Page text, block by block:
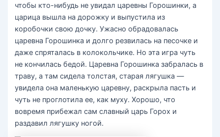
чтобы кто-нибудь не увидал царевны Горошинки, а
царица вышла на дорожку и выпустила из
коробочки свою дочку. Ужасно обрадовалась
царевна Горошинка и долго резвилась на песочке и
даже спряталась в колокольчике. Но эта игра чуть
не кончилась бедой. Царевна Горошинка забралась в
траву, а там сидела толстая, старая лягушка —
увидела она маленькую царевну, раскрыла пасть и
чуть не проглотила ее, как муху. Хорошо, что
вовремя прибежал сам славный царь Горох и
раздавил лягушку ногой.